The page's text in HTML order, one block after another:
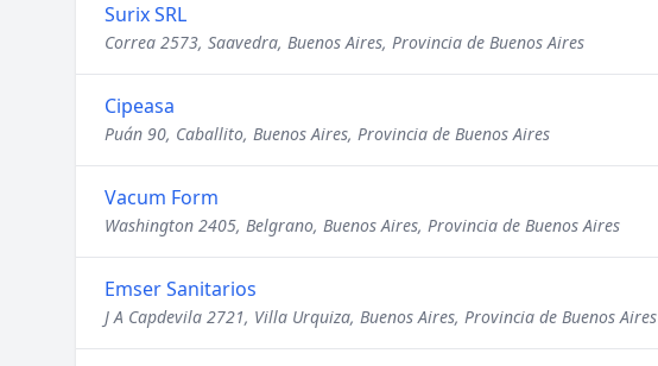
Surix SRL
Correa 2573, Saavedra, Buenos Aires, Provincia de Buenos Aires
Cipeasa
Puán 90, Caballito, Buenos Aires, Provincia de Buenos Aires
Vacum Form
Washington 2405, Belgrano, Buenos Aires, Provincia de Buenos Aires
Emser Sanitarios
J A Capdevila 2721, Villa Urquiza, Buenos Aires, Provincia de Buenos Aires